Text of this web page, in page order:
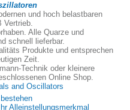
und hoch belastbaren
Vertrieb.
Alle Quarze und
schnell lieferbar.
Produkte und entsprechen
Zeit.
Technik oder kleinere
Online Shop.
and Oscillators
Alleinstellungsmerkmal